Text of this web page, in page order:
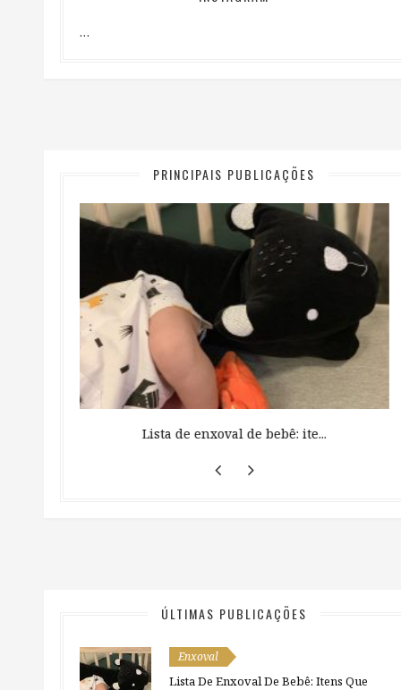
…
PRINCIPAIS PUBLICAÇÕES
Lista de enxoval de bebê: ite...
ÚLTIMAS PUBLICAÇÕES
Enxoval
Lista De Enxoval De Bebê: Itens Que